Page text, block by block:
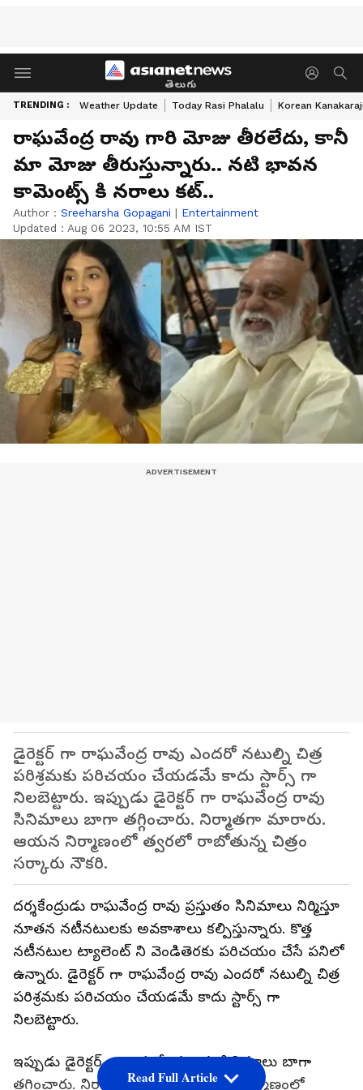
తెలుగు
TRENDING : Weather Update Today Rasi Phalalu Korean
రాఘవేంద్ర రావు గారి మోజు తీరలేదు, కానీ
మా మోజు తీరుస్తున్నారు.. నటి భావన
కామెంట్స్ కి నరాలు కట్..
Author : Sreeharsha Gopagani | Entertainment
Updated : Aug 06 2023, 10:55 AM IST
డైరెక్టర్ గా రాఘవేంద్ర రావు ఎందరో నటుల్ని చిత్ర
పరిశ్రమకు పరిచయం చేయడమే కాదు స్టార్స్ గా
నిలబెట్టారు. ఇప్పుడు డైరెక్టర్ గా రాఘవేంద్ర రావు
సినిమాలు బాగా తగ్గించారు. నిర్మాతగా మారారు.
ఆయన నిర్మాణంలో త్వరలో రాబోతున్న చిత్రం
సర్కారు నౌకరి.
దర్శకేంద్రుడు రాఘవేంద్ర రావు ప్రస్తుతం సినిమాలు నిర్మిస్తూ
నూతన నటీనటులకు అవకాశాలు కల్పిస్తున్నారు. కొత్త
నటీనటుల ట్యాలెంట్ ని వెండితెరకు పరిచయం చేసే పనిలో
ఉన్నారు. డైరెక్టర్ గా రాఘవేంద్ర రావు ఎందరో నటుల్ని చిత్ర
పరిశ్రమకు పరిచయం చేయడమే కాదు స్టార్స్ గా
నిలబెట్టారు.
ఇప్పుడు డైరెక్టర్ గా రాఘవేంద్ర రావు సినిమాలు బాగా
తగ్గించారు. నిర్మాతగా మారారు. ఆయన నిర్మాణంలో
Read Full Article